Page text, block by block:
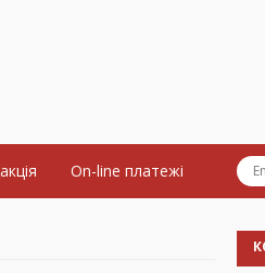
On-line платежі